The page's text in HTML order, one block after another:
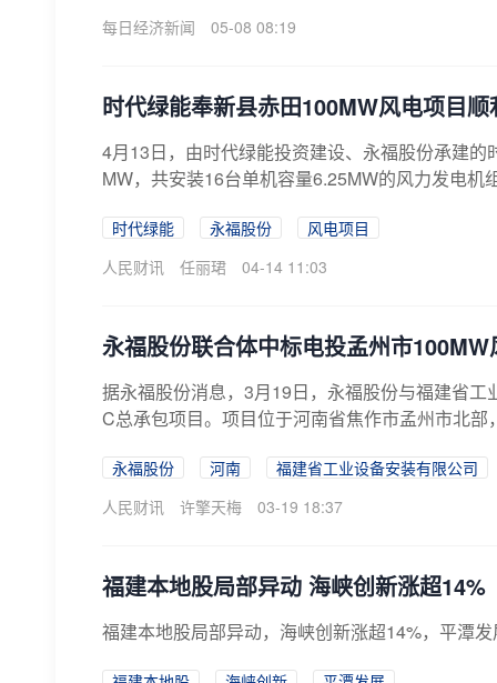
每日经济新闻
05-08 08:19
时代绿能奉新县赤田100MW风电项目
4月13日，由时代绿能投资建设、永福股份承建
MW，共安装16台单机容量6.25MW的风力发电
时代绿能 永福股份
风电项目
人民财讯
任丽珺 04-14 11:03
永福股份联合体中标电投孟州市
据永福股份消息，3月19日，永福股份与福建省
C总承包项目。项目位于河南省焦作市孟州市北
永福股份 河南
福建省工业设备安装有限公司
人民财讯
许擎天梅 03-19 18:37
​福建本地股局部异动 海峡创新涨超14%
福建本地股局部异动，海峡创新涨超14%，平潭